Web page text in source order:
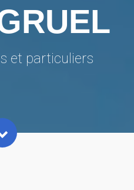
et particuliers